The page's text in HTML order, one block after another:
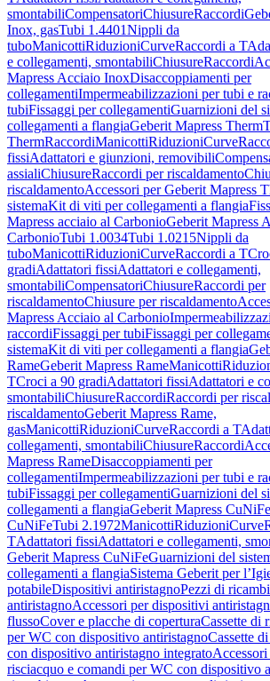
smontabiliCompensatoriChiusureRaccordi
Inox, gasTubi 1.4401Nippli da
tuboManicottiRiduzioniCurveRaccordi a T
e collegamenti, smontabiliChiusureRaccordi
Mapress Acciaio InoxDisaccoppiamenti per
collegamentiImpermeabilizzazioni per tubi e
tubiFissaggi per collegamentiGuarnizioni del
collegamenti a flangiaGeberit Mapress Therm
ThermRaccordiManicottiRiduzioniCurve
fissiAdattatori e giunzioni, removibili
assialiChiusureRaccordi per riscaldamento
riscaldamentoAccessori per Geberit Mapress
sistemaKit di viti per collegamenti a flangia
Mapress acciaio al CarbonioGeberit Mapress
CarbonioTubi 1.0034Tubi 1.0215Nippli da
tuboManicottiRiduzioniCurveRaccordi a T
gradiAdattatori fissiAdattatori e collegamenti,
smontabiliCompensatoriChiusureRaccordi per
riscaldamentoChiusure per riscaldamento
Mapress Acciaio al Carbonio
raccordiFissaggi per tubiFissaggi per
sistemaKit di viti per collegamenti a flangia
RameGeberit Mapress RameManicotti
TCroci a 90 gradiAdattatori fissiAdattatori e
smontabiliChiusureRaccordiRaccordi per
riscaldamentoGeberit Mapress Rame,
gasManicottiRiduzioniCurveRaccordi a T
collegamenti, smontabiliChiusureRaccordi
Mapress RameDisaccoppiamenti per
collegamentiImpermeabilizzazioni per tubi e
tubiFissaggi per collegamentiGuarnizioni del
collegamenti a flangiaGeberit Mapress CuNiFe
CuNiFeTubi 2.1972ManicottiRiduzioniCurve
TAdattatori fissiAdattatori e collegamenti,
Geberit Mapress CuNiFeGuarnizioni del
collegamenti a flangiaSistema Geberit per
potabileDispositivi antiristagnoPezzi di
antiristagnoAccessori per dispositivi
flussoCover e placche di coperturaCassette di
per WC con dispositivo antiristagnoCassette
con dispositivo antiristagno integratoAccessori
risciacquo e comandi per WC con dispositivo